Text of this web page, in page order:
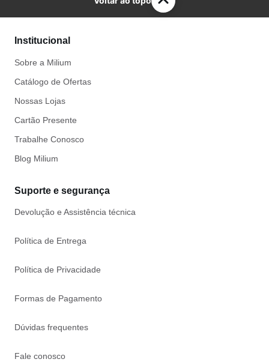
Institucional
Sobre a Milium
Catálogo de Ofertas
Nossas Lojas
Cartão Presente
Trabalhe Conosco
Blog Milium
Suporte e segurança
Devolução e Assistência técnica
Política de Entrega
Política de Privacidade
Formas de Pagamento
Dúvidas frequentes
Fale conosco